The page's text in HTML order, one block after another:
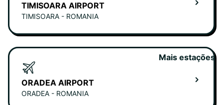
TIMISOARA AIRPORT
TIMISOARA - ROMANIA
ORADEA AIRPORT
ORADEA - ROMANIA
Mais estações